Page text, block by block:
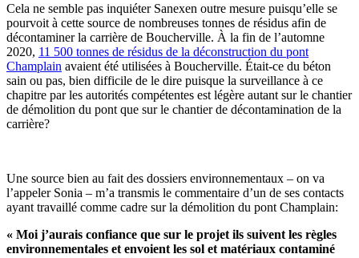
Cela ne semble pas inquiéter Sanexen outre mesure puisqu’elle se
pourvoit à cette source de nombreuses tonnes de résidus afin de
décontaminer la carrière de Boucherville. À la fin de l’automne
2020, 11 500 tonnes de résidus de la déconstruction du pont
Champlain avaient été utilisées à Boucherville. Était-ce du béton
sain ou pas, bien difficile de le dire puisque la surveillance à ce
chapitre par les autorités compétentes est légère autant sur le chantier
de démolition du pont que sur le chantier de décontamination de la
carrière?
Une source bien au fait des dossiers environnementaux – on va
l’appeler Sonia – m’a transmis le commentaire d’un de ses contacts
ayant travaillé comme cadre sur la démolition du pont Champlain:
« Moi j’aurais confiance que sur le projet ils suivent les règles
environnementales et envoient les sol et matériaux contaminé